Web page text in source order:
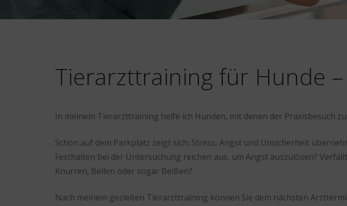
Tierarzttraining für Hunde
In meinem Tierarzttraining helfe ich Hunden, mit denen der Praxisbesuch
Schon auf dem Parkplatz zeigt sich: Stress, Angst und Unsicherheit
Festhalten bei der Untersuchung reichen aus, um Angst auszulösen?
Knurren, Bellen oder sogar Beißen?
Nach meinem gezielten Tierarzttraining können Sie dem nächsten